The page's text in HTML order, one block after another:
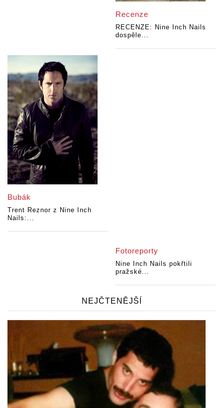
Recenze
RECENZE: Nine Inch Nails
dospěle...
Bubák
Trent Reznor z Nine Inch
Nails:...
Fotoreporty
Nine Inch Nails pokřtili
pražské...
NEJČTENĚJŠÍ